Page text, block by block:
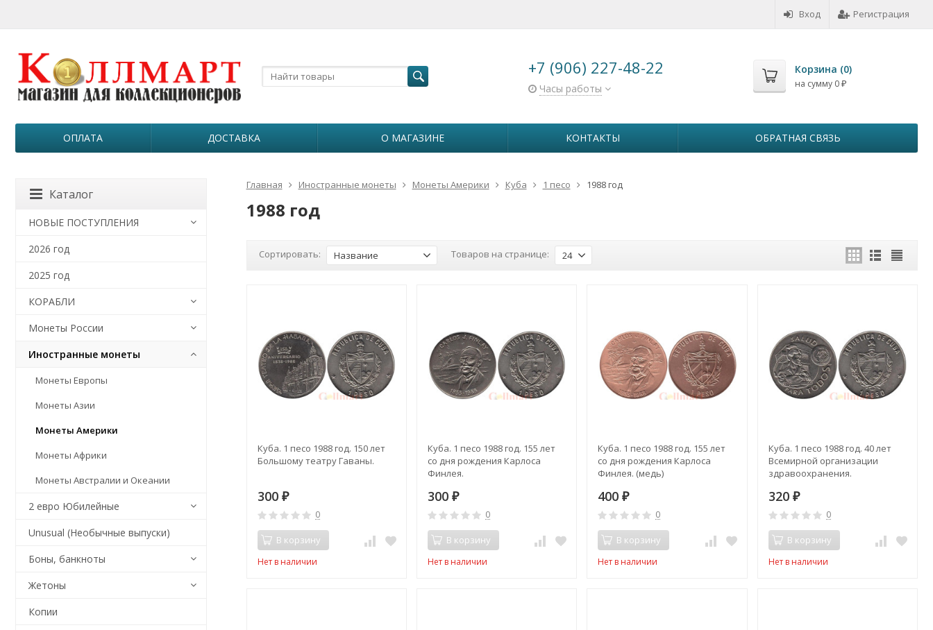
Вход Регистрация
+7 (906) 227-48-22
Часы работы
Корзина (0)
на сумму 0 ₽
ОПЛАТА ДОСТАВКА О МАГАЗИНЕ КОНТАКТЫ ОБРАТНАЯ СВЯЗЬ
Главная Иностранные монеты Монеты Америки Куба 1 песо 1988 год
1988 год
Сортировать: Название Товаров на странице: 24
Куба. 1 песо 1988 год. 150 лет
Большому театру Гаваны.
300 ₽
0
В корзину
Нет в наличии
Куба. 1 песо 1988 год. 155 лет
со дня рождения Карлоса
Финлея.
300 ₽
0
В корзину
Нет в наличии
Куба. 1 песо 1988 год. 155 лет
со дня рождения Карлоса
Финлея. (медь)
400₽
0
В корзину
Нет в наличии
Куба. 1 песо 1988 год. 40 лет
Всемирной организации
здравоохранения.
320 ₽
0
В корзину
Нет в наличии
Каталог
НОВЫЕ ПОСТУПЛЕНИЯ
2026 год
2025 год
КОРАБЛИ
Монеты России
Иностранные монеты
Монеты Европы
Монеты Азии
Монеты Америки
Монеты Африки
Монеты Австралии и Океании
2 евро Юбилейные
Unusual (Необычные выпуски)
Боны, банкноты
Жетоны
Копии